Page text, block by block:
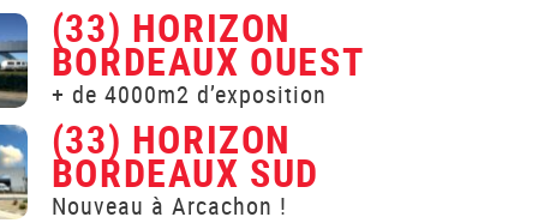
(33) HORIZON
BORDEAUX OUEST
+ de 4000m2 d’exposition
(33) HORIZON
BORDEAUX SUD
Nouveau à Arcachon !